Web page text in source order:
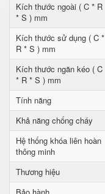
Kích thước ngoài ( C * R
* S ) mm
Kích thước sử dụng ( C *
R * S ) mm
Kích thước ngăn kéo ( C
* R * S ) mm
Tính năng
Khả năng chống cháy
Hệ thống khóa liên hoàn
thông minh
Thương hiệu